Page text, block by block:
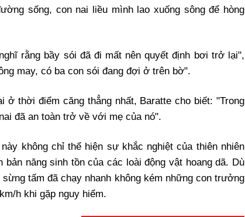
sống, con nai liều mình lao xuống sông để hòng
rằng bầy sói đã đi mất nên quyết định bơi trở lại",
may, có ba con sói đang đợi ở trên bờ".
ở thời điểm căng thẳng nhất, Baratte cho biết: "Trong
đã an toàn trở về với mẹ của nó".
không chỉ thể hiện sự khắc nghiệt của thiên nhiên
bản năng sinh tồn của các loài động vật hoang dã. Dù
tấm đã chạy nhanh không kém những con trưởng
h khi gặp nguy hiểm.